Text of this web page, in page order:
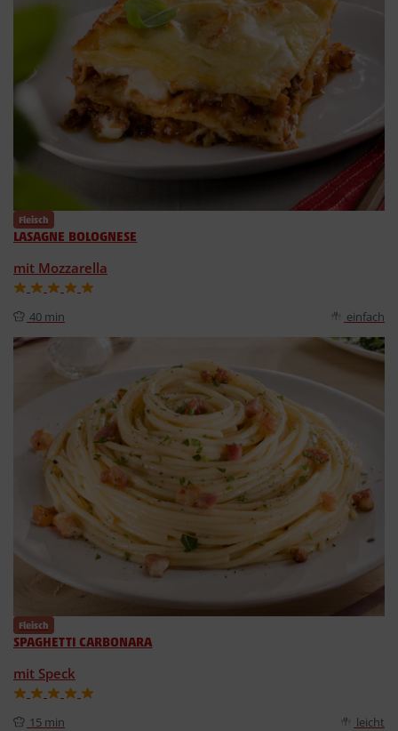
Fleisch
LASAGNE BOLOGNESE
mit Mozzarella
40 min einfach
Fleisch
SPAGHETTI CARBONARA
mit Speck
15 min leicht